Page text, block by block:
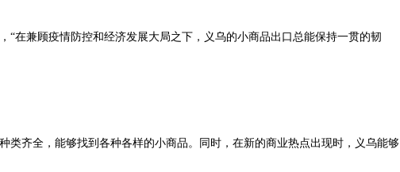
“在兼顾疫情防控和经济发展大局之下，义乌的小商品出口总能保持一贯的韧
类齐全，能够找到各种各样的小商品。同时，在新的商业热点出现时，义乌能够